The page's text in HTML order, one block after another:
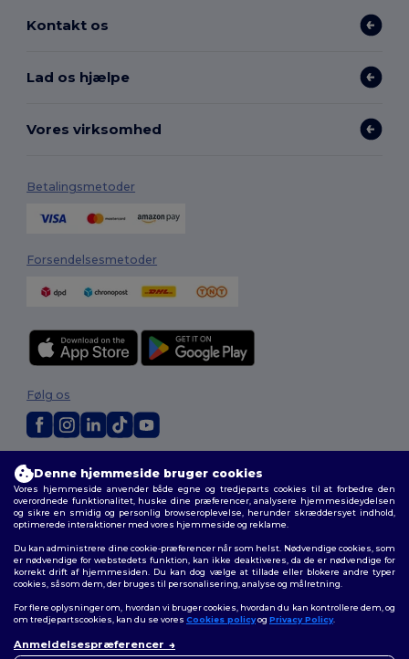
Kontakt os
Lad os hjælpe
Vores virksomhed
Betalingsmetoder
Forsendelsesmetoder
Vilkår og Betingelser
Tilpasset politik
cookies|Sitemap
Følg os
Denne hjemmeside bruger cookies
Vores hjemmeside anvender både egne og tredjeparts cookies til at forbedre den
overordnede funktionalitet, huske dine præferencer, analysere hjemmesideydelsen
og sikre en smidig og personlig browseroplevelse, herunder skræddersyet indhold,
optimerede interaktioner med vores hjemmeside og reklame.
Du kan administrere dine cookie-præferencer når som helst. Nødvendige cookies, som
er nødvendige for webstedets funktion, kan ikke deaktiveres, da de er nødvendige for
korrekt drift af hjemmesiden. Du kan dog vælge at tillade eller blokere andre typer
cookies, såsom dem, der bruges til personalisering, analyse og målretning.
For flere oplysninger om, hvordan vi bruger cookies, hvordan du kan kontrollere dem, og
om tredjepartscookies, kan du se vores Cookies policyog Privacy Policy.
Anmeldelsespræferencer